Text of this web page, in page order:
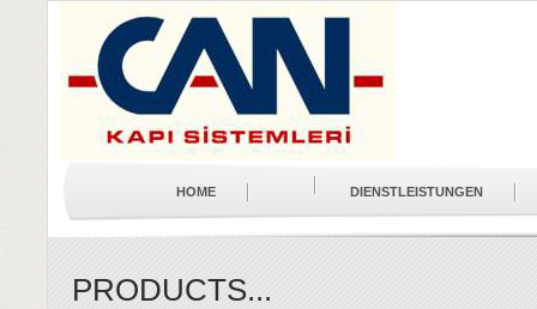
HOME DIENSTLEISTUNGEN
PRODUCTS...